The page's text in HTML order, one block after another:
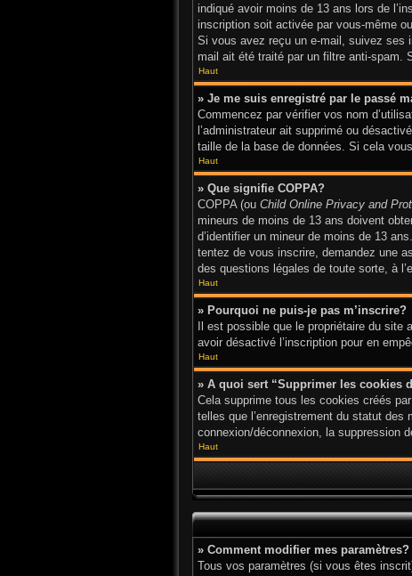
indiqué avoir moins de 13 ans lors de
inscription soit activée par vous-même
Si vous avez reçu un e-mail, suivez ses
mail ait été traité par un filtre anti-spam.
Haut
» Je me suis enregistré par le passé
Commencez par vérifier vos nom
l’administrateur ait supprimé ou
taille de la base de données. Si cela
Haut
» Que signifie COPPA?
COPPA (ou Child Online Privacy and
mineurs de moins de 13 ans doivent
d’identifier un mineur de moins de 13
tentez de vous inscrire, demandez une
des questions légales de toute sorte, à
Haut
» Pourquoi ne puis-je pas m’inscrire?
Il est possible que le propriétaire du
avoir désactivé l’inscription pour en
Haut
» A quoi sert “Supprimer les cookies
Cela supprime tous les cookies créés
telles que l’enregistrement du statut
connexion/déconnexion, la suppression
Haut
» Comment modifier mes paramètres?
Tous vos paramètres (si vous êtes